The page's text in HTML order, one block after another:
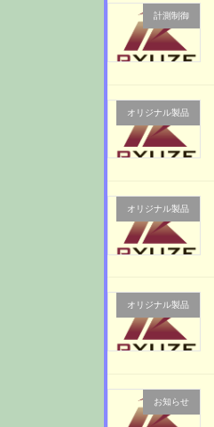
計測制御
オリジナル製品
オリジナル製品
オリジナル製品
お知らせ